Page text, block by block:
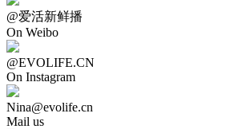
@爱活新鲜播
On Weibo
@EVOLIFE.CN
On Instagram
Nina@evolife.cn
Mail us